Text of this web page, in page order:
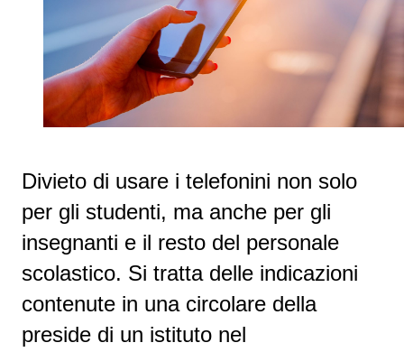
Divieto di usare i telefonini non solo
per gli studenti, ma anche per gli
insegnanti e il resto del personale
scolastico. Si tratta delle indicazioni
contenute in una circolare della
preside di un istituto nel